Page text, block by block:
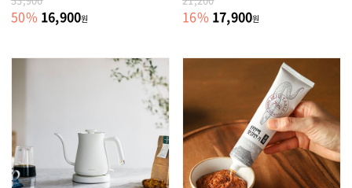
50% 16,900원 16% 17,900원